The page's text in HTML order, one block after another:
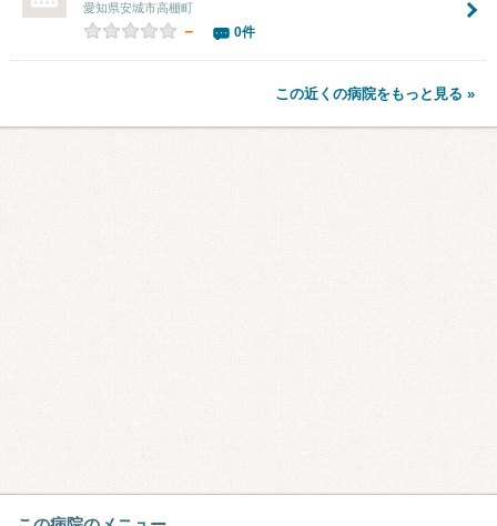
愛知県安城市高棚町
－ 0件
この近くの病院をもっと見る »